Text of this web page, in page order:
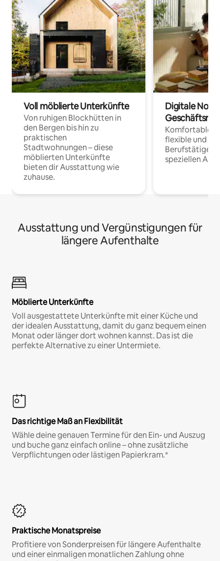
Voll möblierte Unterkünfte
Von ruhigen Blockhütten in
den Bergen bis hin zu
praktischen
Stadtwohnungen – diese
möblierten Unterkünfte
bieten dir Ausstattung wie
zuhause.
Digitale
Komfortable
flexible und
Berufstätige
speziellen
Ausstattung und Vergünstigungen für
längere Aufenthalte
Möblierte Unterkünfte
Voll ausgestattete Unterkünfte mit einer Küche und
der idealen Ausstattung, damit du ganz bequem einen
Monat oder länger dort wohnen kannst. Das ist die
perfekte Alternative zu einer Untermiete.
Das richtige Maß an Flexibilität
Wähle deine genauen Termine für den Ein- und Auszug
und buche ganz einfach online – ohne zusätzliche
Verpflichtungen oder lästigen Papierkram.*
Praktische Monatspreise
Profitiere von Sonderpreisen für längere Aufenthalte
und einer einmaligen monatlichen Zahlung ohne